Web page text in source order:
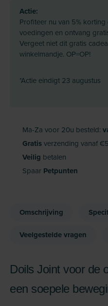
Actie:
Profiteer nu van 5%
voedingen en ontvang
Vergeet niet dit gratis
winkelmandje. OP=OP!
*Actie eindigt 23 augustus
Ma-Za voor 20u besteld:
Gratisverzending vanaf
Veilig betalen
Spaar Petpunten
Omschrijving
Veelgestelde vragen
Doils Joint voor de
een soepele